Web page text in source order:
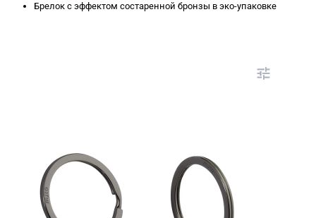
Брелок с эффектом состаренной бронзы в эко-упаковке